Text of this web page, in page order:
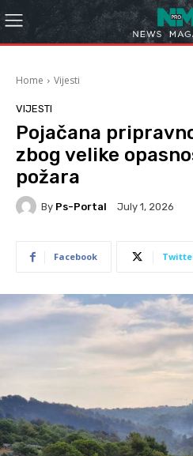
Home Vijesti
VIJESTI
Pojačana
zbog velike
požara
By Ps-Portal July 1, 2026
Facebook